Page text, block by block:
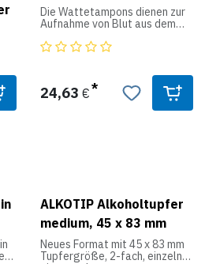
Die Wattetampons dienen zur
Aufnahme von Blut aus dem
beispielsweise während einer
Verwendung mit einem
validierten Verfahren
24,63 €
ALKOTIP Alkoholtupfer
medium, 45 x 83 mm
Neues Format mit 45 x 83 mm
Tupfergröße, 2-fach, einzeln